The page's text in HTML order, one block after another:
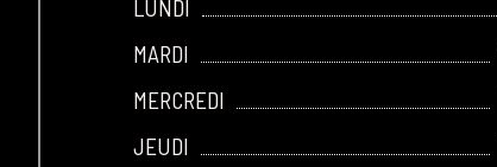
LUNDI
MARDI
MERCREDI
JEUDI